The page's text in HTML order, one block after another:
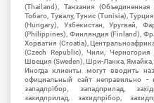
(Thailand), Танзания
Тобаго, Тувалу, Тунис (Tunisia),
(Hungary), Узбекистан, Уругвай,
(Philippines), Финляндия (Finland),
Хорватия (Croatia),
(Czech Republic), Чили,
Швеция (Sweden), Шри-Ланка,
Иногда клиенты могут вводить
официальный сайт неправильно -
западпрібор, западприлад,
захидприлад, захидпрібор,